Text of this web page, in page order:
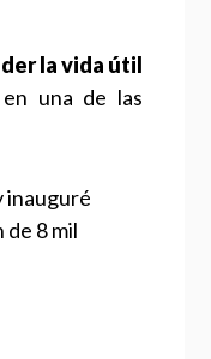
la vida útil
una de las
inauguré
de 8 mil